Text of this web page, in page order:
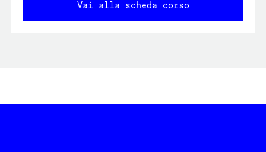
Vai alla scheda corso